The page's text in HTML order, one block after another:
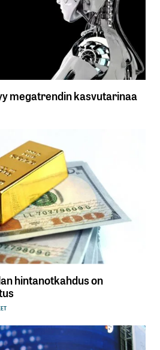
megatrendin kasvutarinaa
hintanotkahdus on